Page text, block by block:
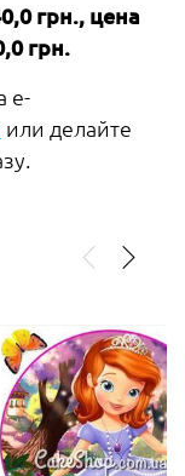
грн., цена
грн.
e-
или делайте